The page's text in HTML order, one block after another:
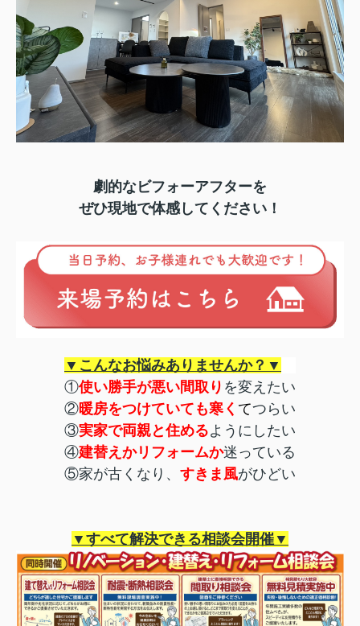
劇的なビフォーアフターを
ぜひ現地で体感してください！
▼こんなお悩みありませんか？▼
①使い勝手が悪い間取り を変えたい
②暖房をつけていても寒く てつらい
③実家で両親と住めるようにしたい
④建替えかリフォームか迷っている
⑤家が古くなり、 すきま風がひどい
▼すべて解決できる相談会開催▼